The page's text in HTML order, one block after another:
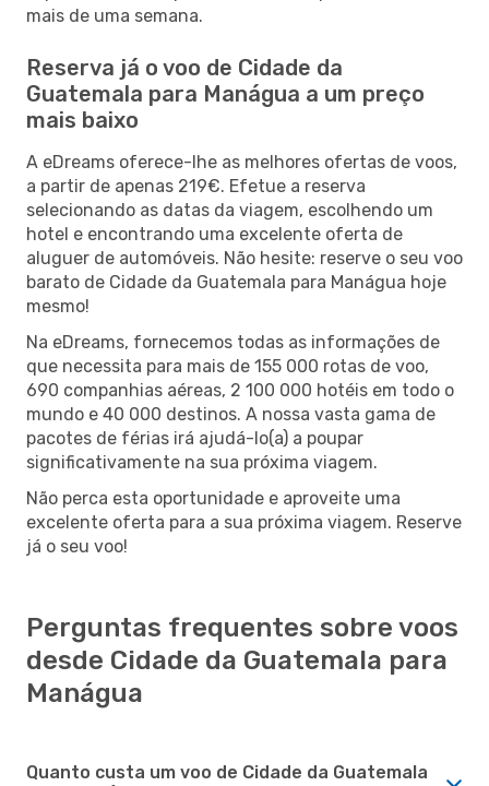
mais de uma semana.
Reserva já o voo de Cidade da
Guatemala para Manágua a um preço
mais baixo
A eDreams oferece-lhe as melhores ofertas de voos,
a partir de apenas 219€. Efetue a reserva
selecionando as datas da viagem, escolhendo um
hotel e encontrando uma excelente oferta de
aluguer de automóveis. Não hesite: reserve o seu voo
barato de Cidade da Guatemala para Manágua hoje
mesmo!
Na eDreams, fornecemos todas as informações de
que necessita para mais de 155 000 rotas de voo,
690 companhias aéreas, 2 100 000 hotéis em todo o
mundo e 40 000 destinos. A nossa vasta gama de
pacotes de férias irá ajudá-lo(a) a poupar
significativamente na sua próxima viagem.
Não perca esta oportunidade e aproveite uma
excelente oferta para a sua próxima viagem. Reserve
já o seu voo!
Perguntas frequentes sobre voos
desde Cidade da Guatemala para
Manágua
Quanto custa um voo de Cidade da Guatemala